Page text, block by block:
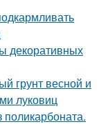
декоративных
грунт весной и
луковиц